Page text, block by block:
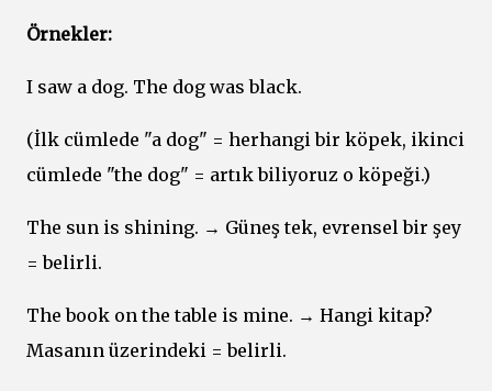
Örnekler:
I saw a dog. The dog was black.
(İlk cümlede "a dog" = herhangi bir köpek, ikinci
cümlede "the dog" = artık biliyoruz o köpeği.)
The sun is shining. → Güneş tek, evrensel bir şey
= belirli.
The book on the table is mine. → Hangi kitap?
Masanın üzerindeki = belirli.